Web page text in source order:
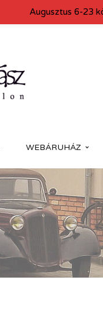
WEBÁRUHÁZ
Augusztus 6-23